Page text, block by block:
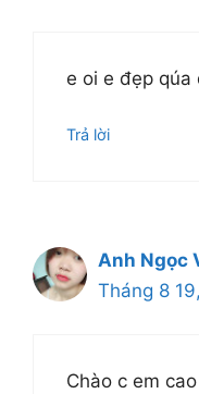
e oi e đẹp qúa
Trả lời
Anh Ngọc
Tháng 8
Chào c em